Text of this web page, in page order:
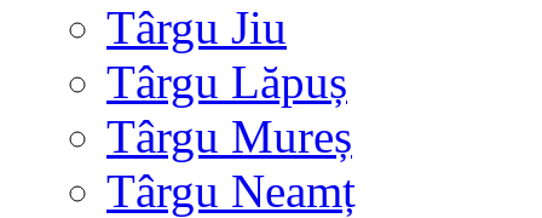
Târgu Jiu
Târgu Lăpuș
Târgu Mureș
Târgu Neamț